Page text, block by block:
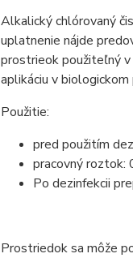
Alkalický chlórovaný
uplatnenie nájde
prostrieok použiteľný v
aplikáciu v
Použitie:
pred použitím
pracovný
Po dezinfekcii
Prostriedok sa môže